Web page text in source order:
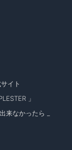
イト
」
来なかったら _